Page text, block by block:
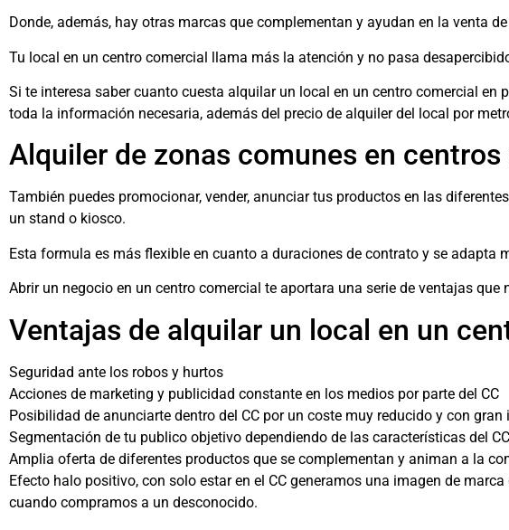
Donde, además, hay otras marcas que complementan y ayudan en la venta
Tu local en un centro comercial llama más la atención y no pasa
Si te interesa saber cuanto cuesta alquilar un local en un centro comercial
toda la información necesaria, además del precio de alquiler del local por
Alquiler de zonas comunes en
También puedes promocionar, vender, anunciar tus productos en las
un stand o kiosco.
Esta formula es más flexible en cuanto a duraciones de contrato y se adapta
Abrir un negocio en un centro comercial te aportara una serie de ventajas que
Ventajas de alquilar un local en un
Seguridad ante los robos y hurtos
Acciones de marketing y publicidad constante en los medios por parte del CC
Posibilidad de anunciarte dentro del CC por un coste muy reducido y con gran
Segmentación de tu publico objetivo dependiendo de las características del
Amplia oferta de diferentes productos que se complementan y animan a la
Efecto halo positivo, con solo estar en el CC generamos una imagen de
cuando compramos a un desconocido.